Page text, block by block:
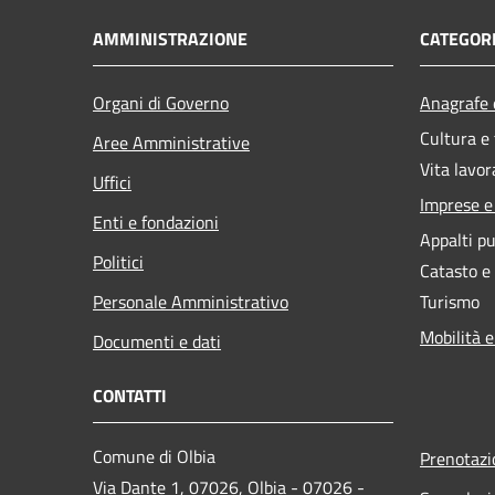
AMMINISTRAZIONE
Organi di Governo
Aree Amministrative
Uffici
Enti e fondazioni
Politici
Personale Amministrativo
Documenti e dati
Cultura
Vita
Imprese
Appalti
Catasto
Turismo
Mobilità
CONTATTI
Comune di Olbia
Via Dante 1, 07026, Olbia - 07026 -